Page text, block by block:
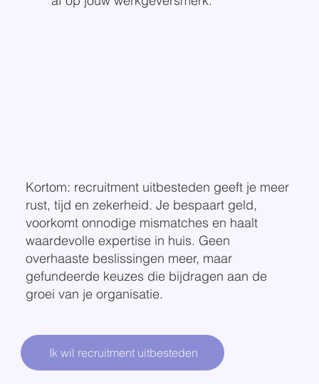
Kortom: recruitment uitbesteden geeft je meer
rust, tijd en zekerheid. Je bespaart geld,
voorkomt onnodige mismatches en haalt
waardevolle expertise in huis. Geen
overhaaste beslissingen meer, maar
gefundeerde keuzes die bijdragen aan de
groei van je organisatie.
Ik wil recruitment uitbesteden